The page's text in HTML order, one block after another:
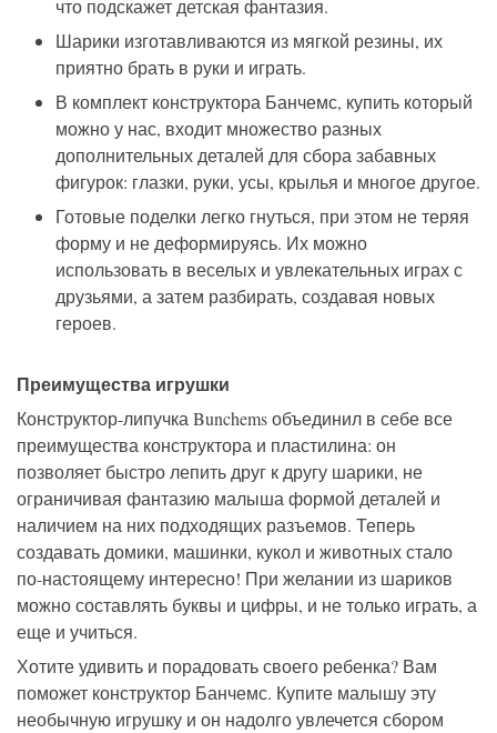
что подскажет детская фантазия.
Шарики изготавливаются из мягкой резины, их
приятно брать в руки и играть.
В комплект конструктора Банчемс, купить который
можно у нас, входит множество разных
дополнительных деталей для сбора забавных
фигурок: глазки, руки, усы, крылья и многое другое.
Готовые поделки легко гнуться, при этом не теряя
форму и не деформируясь. Их можно
использовать в веселых и увлекательных играх с
друзьями, а затем разбирать, создавая новых
героев.
Преимущества игрушки
Конструктор-липучка Bunchems объединил в себе все
преимущества конструктора и пластилина: он
позволяет быстро лепить друг к другу шарики, не
ограничивая фантазию малыша формой деталей и
наличием на них подходящих разъемов. Теперь
создавать домики, машинки, кукол и животных стало
по-настоящему интересно! При желании из шариков
можно составлять буквы и цифры, и не только играть, а
еще и учиться.
Хотите удивить и порадовать своего ребенка? Вам
поможет конструктор Банчемс. Купите малышу эту
необычную игрушку и он надолго увлечется сбором